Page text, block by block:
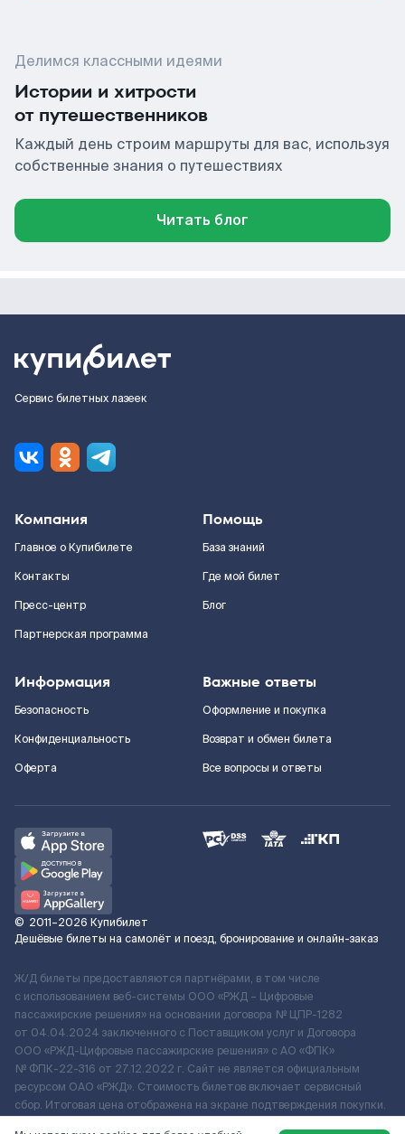
Делимся классными идеями
Истории и хитрости
от путешественников
Каждый день строим маршруты для вас, используя
собственные знания о путешествиях
Читать блог
Сервис билетных лазеек
Компания
Главное о Купибилете
Контакты
Пресс-центр
Партнерская программа
Помощь
База знаний
Где мой билет
Блог
Информация
Безопасность
Конфиденциальность
Оферта
Важные ответы
Оформление и покупка
Возврат и обмен билета
Все вопросы и ответы
© 2011–2026 Купибилет
Дешёвые билеты на самолёт и поезд, бронирование и онлайн-заказ
Ж/Д билеты предоставляются партнёрами, в том числе
с использованием веб-системы ООО «РЖД – Цифровые
пассажирские решения» на основании договора № ЦПР-1282
от 04.04.2024 заключенного с Поставщиком услуг и Договора
ООО «РЖД-Цифровые пассажирские решения» c АО «ФПК»
№ ФПК-22-316 от 27.12.2022 г. Сайт не является официальным
ресурсом ОАО «РЖД». Стоимость билетов включает сервисный
сбор. Итоговая цена отображена на экране подтверждения покупки.